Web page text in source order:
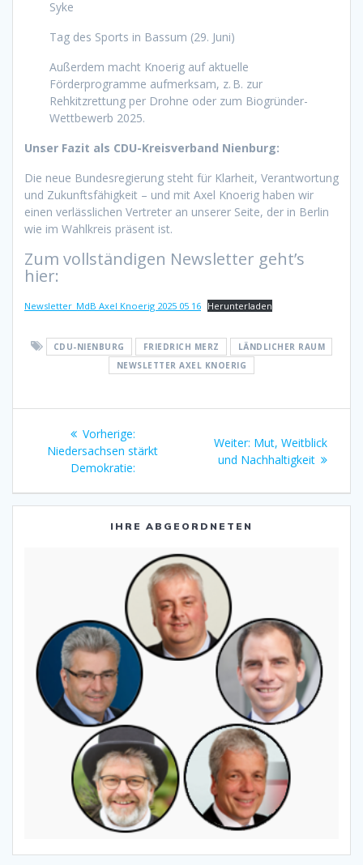
Syke
Tag des Sports in Bassum (29. Juni)
Außerdem macht Knoerig auf aktuelle
Förderprogramme aufmerksam, z. B. zur
Rehkitzrettung per Drohne oder zum Biogründer-
Wettbewerb 2025.
Unser Fazit als CDU-Kreisverband Nienburg:
Die neue Bundesregierung steht für Klarheit, Verantwortung
und Zukunftsfähigkeit – und mit Axel Knoerig haben wir
einen verlässlichen Vertreter an unserer Seite, der in Berlin
wie im Wahlkreis präsent ist.
Zum vollständigen Newsletter geht’s
hier:
Newsletter_MdB Axel Knoerig 2025 05 16 Herunterladen
CDU-NIENBURG FRIEDRICH MERZ
LÄNDLICHER RAUM
NEWSLETTER AXEL KNOERIG
Beitragsnavigation
Vorherige:Vorheriger
Beitrag:
Niedersachsen stärkt
Demokratie:
Weiter: Nächster
Beitrag:
Mut, Weitblick
und Nachhaltigkeit
IHRE ABGEORDNETEN